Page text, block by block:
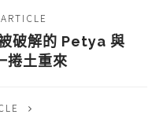
破解的 Petya 與
捲土重來